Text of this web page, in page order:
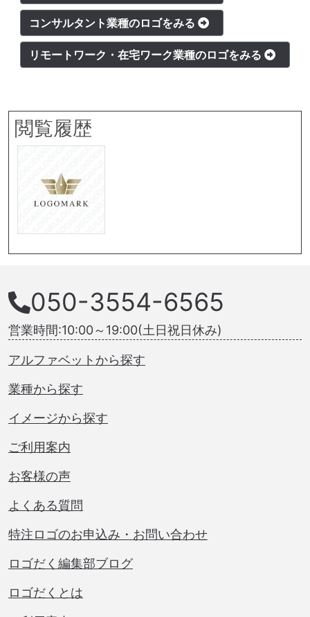
コンサルタント業種のロゴをみる
リモートワーク・在宅ワーク業種のロゴをみる
閲覧履歴
050-3554-6565
営業時間:10:00～19:00(土日祝日休み)
アルファベットから探す
業種から探す
イメージから探す
ご利用案内
お客様の声
よくある質問
特注ロゴのお申込み・お問い合わせ
ロゴだく編集部ブログ
ロゴだくとは